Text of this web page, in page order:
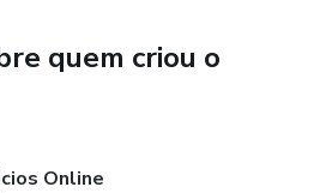
editável com o arquivo que
quem criou o
Online